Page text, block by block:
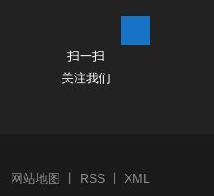
扫一扫
关注我们
网站地图 RSS XML